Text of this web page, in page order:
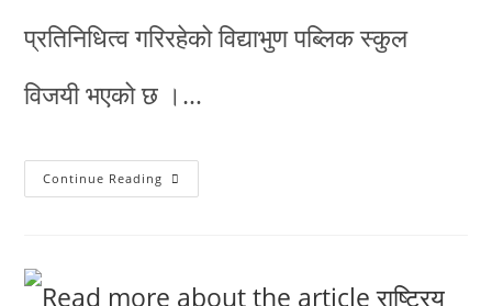
प्रतिनिधित्व गरिरहेको विद्याभुण पब्लिक स्कुल
विजयी भएको छ ।…
Continue Reading